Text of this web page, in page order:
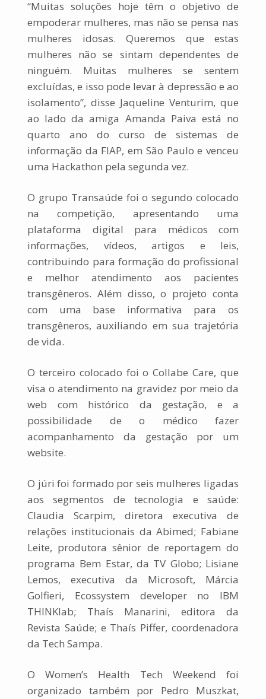
“Muitas soluções hoje têm o objetivo de
empoderar mulheres, mas não se pensa nas
mulheres idosas. Queremos que estas
mulheres não se sintam dependentes de
ninguém. Muitas mulheres se sentem
excluídas, e isso pode levar à depressão e ao
isolamento”, disse Jaqueline Venturim, que
ao lado da amiga Amanda Paiva está no
quarto ano do curso de sistemas de
informação da FIAP, em São Paulo e venceu
uma Hackathon pela segunda vez.
O grupo Transaúde foi o segundo colocado
na competição, apresentando uma
plataforma digital para médicos com
informações, vídeos, artigos e leis,
contribuindo para formação do profissional
e melhor atendimento aos pacientes
transgêneros. Além disso, o projeto conta
com uma base informativa para os
transgêneros, auxiliando em sua trajetória
de vida.
O terceiro colocado foi o Collabe Care, que
visa o atendimento na gravidez por meio da
web com histórico da gestação, e a
possibilidade de o médico fazer
acompanhamento da gestação por um
website.
O júri foi formado por seis mulheres ligadas
aos segmentos de tecnologia e saúde:
Claudia Scarpim, diretora executiva de
relações institucionais da Abimed; Fabiane
Leite, produtora sênior de reportagem do
programa Bem Estar, da TV Globo; Lisiane
Lemos, executiva da Microsoft, Márcia
Golfieri, Ecossystem developer no IBM
THINKlab; Thaís Manarini, editora da
Revista Saúde; e Thaís Piffer, coordenadora
da Tech Sampa.
O Women’s Health Tech Weekend foi
organizado também por Pedro Muszkat,